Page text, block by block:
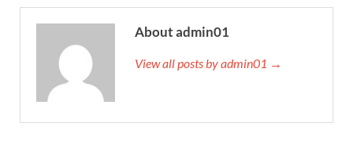
About admin01
View all posts by admin01 →